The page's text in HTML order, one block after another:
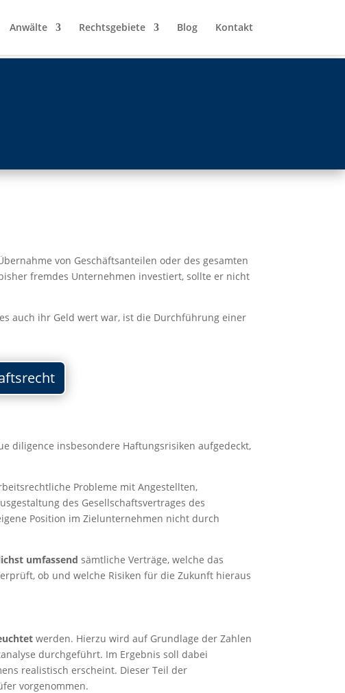
Anwälte Rechtsgebiete Blog Kontakt
von Geschäftsanteilen oder des gesamten
fremdes Unternehmen investiert, sollte er nicht
auch ihr Geld wert war, ist die Durchführung einer
diligence insbesondere Haftungsrisiken aufgedeckt,
Probleme mit Angestellten,
des Gesellschaftsvertrages des
Position im Zielunternehmen nicht durch
umfassend sämtliche Verträge, welche das
ob und welche Risiken für die Zukunft hieraus
werden. Hierzu wird auf Grundlage der Zahlen
durchgeführt. Im Ergebnis soll dabei
realistisch erscheint. Dieser Teil der
vorgenommen.